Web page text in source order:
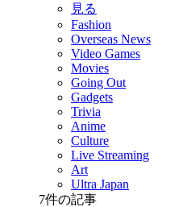
見る
Fashion
Overseas News
Video Games
Movies
Going Out
Gadgets
Trivia
Anime
Culture
Live Streaming
Art
Ultra Japan
7件の記事